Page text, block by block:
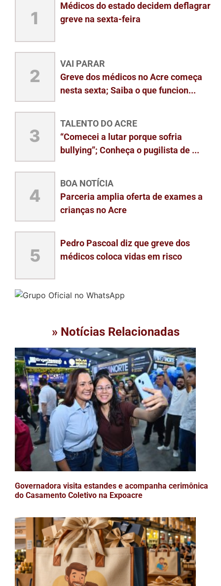
1
Médicos do estado decidem deflagrar
greve na sexta-feira
2
VAI PARAR
Greve dos médicos no Acre começa
nesta sexta; Saiba o que funcion...
3
TALENTO DO ACRE
“Comecei a lutar porque sofria
bullying”; Conheça o pugilista de ...
4
BOA NOTÍCIA
Parceria amplia oferta de exames a
crianças no Acre
5
Pedro Pascoal diz que greve dos
médicos coloca vidas em risco
» Notícias Relacionadas
Governadora visita estandes e acompanha cerimônica
do Casamento Coletivo na Expoacre